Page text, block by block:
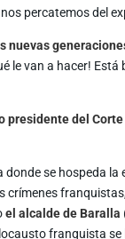
percatemos del
nuevas
le van a hacer!
presidente del
donde se hospeda
crímenes
el alcalde de Baralla
franquista